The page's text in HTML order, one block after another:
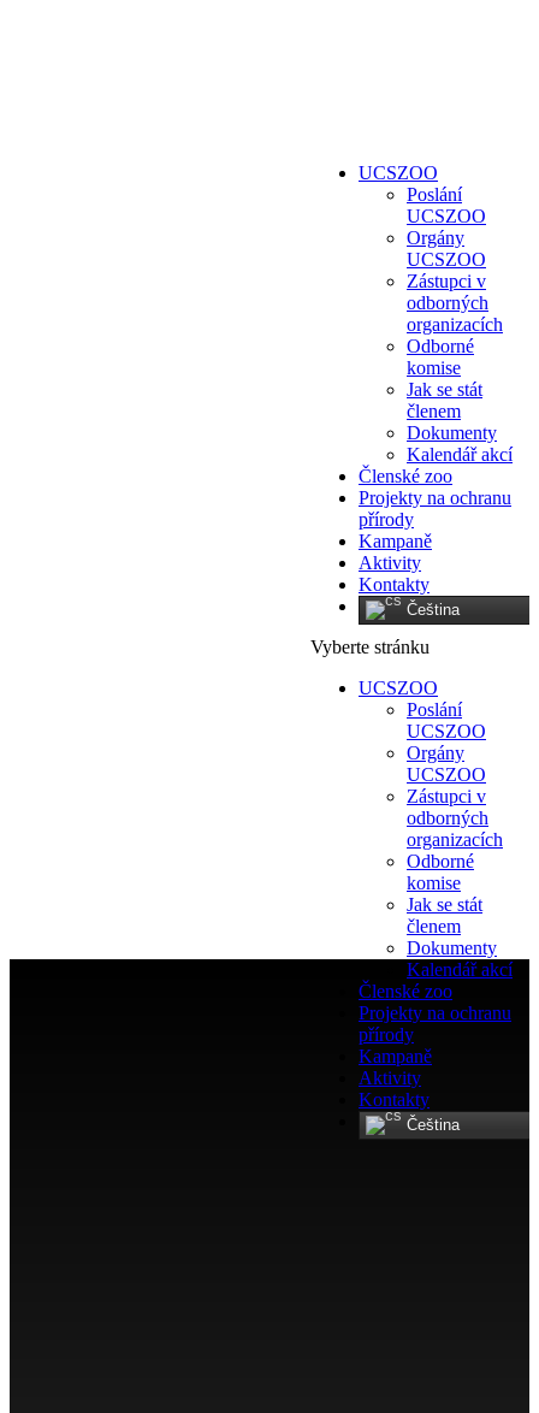
UCSZOO
Poslání
UCSZOO
Orgány
UCSZOO
Zástupci v
odborných
organizacích
Odborné
komise
Jak se stát
členem
Dokumenty
Kalendář akcí
Členské zoo
Projekty na ochranu
přírody
Kampaně
Aktivity
Kontakty
Čeština‎
Vyberte stránku
UCSZOO
Poslání
UCSZOO
Orgány
UCSZOO
Zástupci v
odborných
organizacích
Odborné
komise
Jak se stát
členem
Dokumenty
Kalendář akcí
Členské zoo
Projekty na ochranu
přírody
Kampaně
Aktivity
Kontakty
Čeština‎